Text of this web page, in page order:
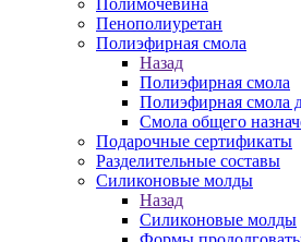
Полимочевина
Пенополиуретан
Полиэфирная смола
Назад
Полиэфирная смола
Полиэфирная смола
Смола общего
Подарочные сертификаты
Разделительные составы
Силиконовые молды
Назад
Силиконовые молды